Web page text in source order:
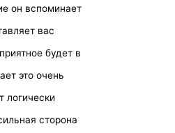
он вспоминает
вас
будет в
это очень
логически
сторона